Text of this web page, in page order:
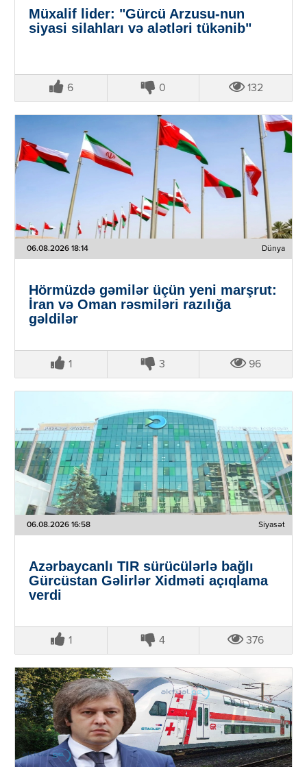
Müxalif lider: "Gürcü Arzusu-nun
siyasi silahları və alətləri tükənib"
6 0 132
06.08.2026 18:14 Dünya
Hörmüzdə gəmilər üçün yeni marşrut:
İran və Oman rəsmiləri razılığa
gəldilər
1 3 96
06.08.2026 16:58 Siyasət
Azərbaycanlı TIR sürücülərlə bağlı
Gürcüstan Gəlirlər Xidməti açıqlama
verdi
1 4 376